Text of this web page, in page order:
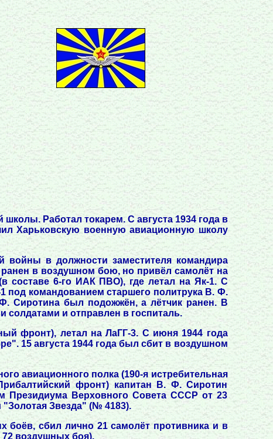
школы. Работал токарем. С августа 1934 года в
Харьковскую военную авиационную школу
в должности заместителя командира
в воздушном бою, но привёл самолёт на
составе 6-го ИАК ПВО), где летал на Як-1. С
под командованием старшего политрука В. Ф.
Сиротина был подожжён, а лётчик ранен. В
и отправлен в госпиталь.
фронт), летал на ЛаГГ-3. С июня 1944 года
15 августа 1944 года был сбит в воздушном
авиационного полка (190-я истребительная
фронт) капитан В. Ф. Сиротин
Президиума Верховного Совета СССР от 23
"Золотая Звезда" (№ 4183).
сбил лично 21 самолёт противника и в
72 воздушных боя).